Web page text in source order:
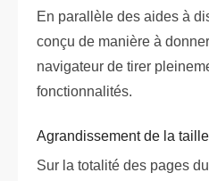
En parallèle des aides à
conçu de manière à
navigateur de tirer
fonctionnalités.
Agrandissement de la
Sur la totalité des pages